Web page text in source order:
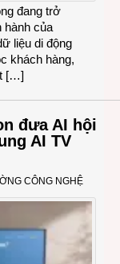
đang trở
hành của
liệu di động
khách hàng,
[…]
đưa AI hội
AI TV
CÔNG NGHỆ